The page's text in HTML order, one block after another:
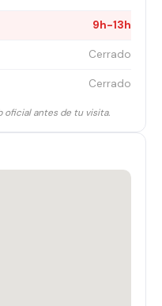
9h-13h
Cerrado
Cerrado
oficial antes de tu visita.